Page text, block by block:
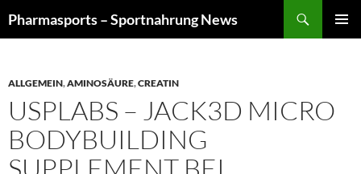
Inhalt
Pharmasports – Sportnahrung News
ALLGEMEIN,AMINOSÄURE,CREATIN
USPLABS – JACK3D MICRO
BODYBUILDING